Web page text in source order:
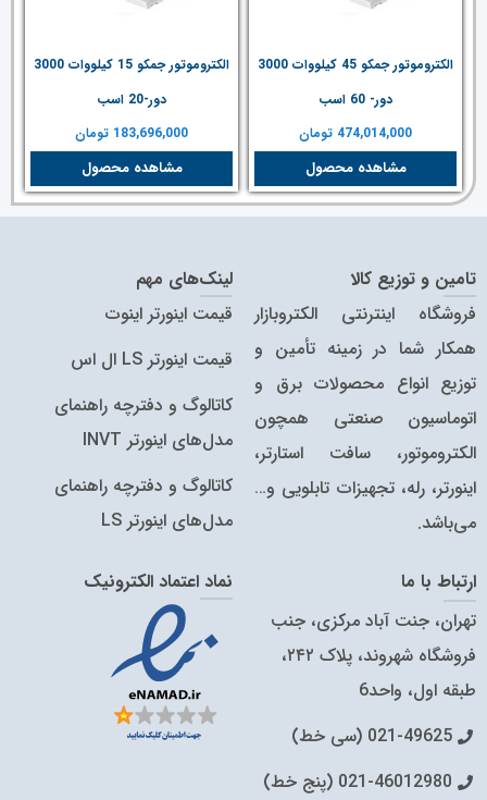
الکتروموتور جمکو 45 کیلووات 3000
دور- 60 اسب
474,014,000 تومان
مشاهده محصول
الکتروموتور جمکو 15 کیلووات 3000
دور-20 اسب
183,696,000 تومان
مشاهده محصول
تامین و توزیع کالا
فروشگاه اینترنتی الکتروبازار
همکار شما در زمینه تأمین و
توزیع انواع محصولات برق و
اتوماسیون صنعتی همچون
الکتروموتور، سافت استارتر،
اینورتر، رله، تجهیزات تابلویی و…
می‌باشد.
لینک‌های مهم
قیمت اینورتر اینوت
قیمت اینورتر LS ال اس
کاتالوگ و دفترچه راهنمای
مدل‌های اینورتر INVT
کاتالوگ‌ و دفترچه راهنمای
مدل‌های اینورتر LS
ارتباط با ما
تهران، جنت آباد مرکزی، جنب
فروشگاه شهروند، پلاک ۲۴۲،
طبقه اول، واحد6
021-49625 (سی خط)
021-46012980 (پنج خط)
نماد اعتماد الکترونیک